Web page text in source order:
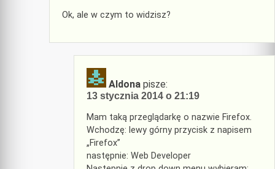
Ok, ale w czym to widzisz?
Aldona pisze:
13 stycznia 2014 o 21:19
Mam taką przeglądarkę o nazwie Firefox.
Wchodzę: lewy górny przycisk z napisem
„Firefox”
następnie: Web Developer